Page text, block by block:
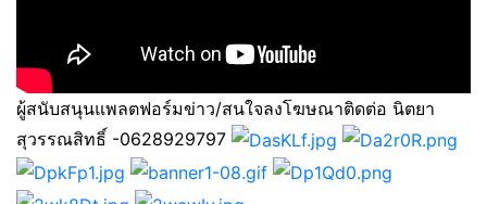
ผู้สนับสนุนแพลตฟอร์มข่าว/สนใจลงโฆษณาติดต่อ นิตยา
สุวรรณสิทธิ์ -0628929797